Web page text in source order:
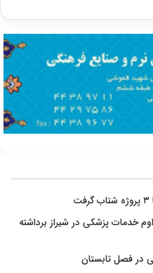
خدمات پزشکی در شیراز برداشته
در فصل تابستان